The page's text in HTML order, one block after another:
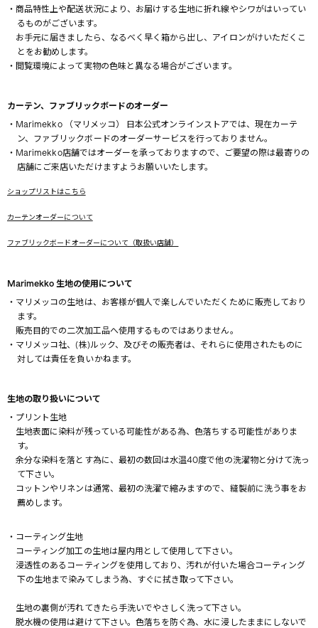
・商品特性上や配送状況により、お届けする生地に折れ線やシワがはいってい
るものがございます。
お手元に届きましたら、なるべく早く箱から出し、アイロンがけいただくこ
とをお勧めします。
・閲覧環境によって実物の色味と異なる場合がございます。
カーテン、ファブリックボードのオーダー
・Marimekko （マリメッコ） 日本公式オンラインストアでは、現在カーテ
ン、ファブリックボードのオーダーサービスを行っておりません。
・Marimekko店舗ではオーダーを承っておりますので、ご要望の際は最寄りの
店舗にご来店いただけますようお願いいたします。
ショップリストはこちら
カーテンオーダーについて
ファブリックボードオーダーについて（取扱い店舗）
Marimekko 生地の使用について
・マリメッコの生地は、お客様が個人で楽しんでいただくために販売しており
ます。
販売目的での二次加工品へ使用するものではありません。
・マリメッコ社、(株)ルック、及びその販売者は、それらに使用されたものに
対しては責任を負いかねます。
生地の取り扱いについて
・プリント生地
生地表面に染料が残っている可能性がある為、色落ちする可能性がありま
す。
余分な染料を落とす為に、最初の数回は水温40度で他の洗濯物と分けて洗っ
て下さい。
コットンやリネンは通常、最初の洗濯で縮みますので、縫製前に洗う事をお
薦めします。
・コーティング生地
コーティング加工の生地は屋内用として使用して下さい。
浸透性のあるコーティングを使用しており、汚れが付いた場合コーティング
下の生地まで染みてしまう為、すぐに拭き取って下さい。
生地の裏側が汚れてきたら手洗いでやさしく洗って下さい。
脱水機の使用は避けて下さい。色落ちを防ぐ為、水に浸したままにしないで